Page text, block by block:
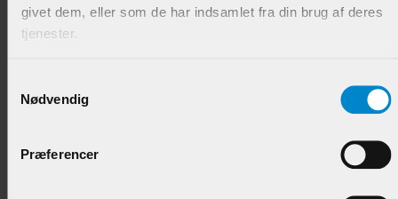
givet dem, eller som de har indsamlet fra din brug af deres
tjenester.
Nødvendig
Præferencer
Overliste Fodpanel - 27 x 36 mm FærdigGrundet
77,50 DKK/M